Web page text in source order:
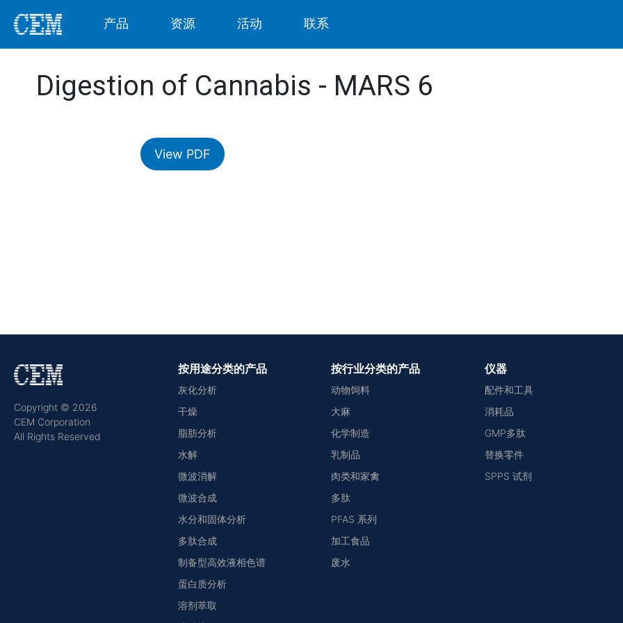
产品 资源 活动 联系
Digestion of Cannabis - MARS 6
View PDF
Copyright © 2026
CEM Corporation
All Rights Reserved
按用途分类的产品
灰化分析
干燥
脂肪分析
水解
微波消解
微波合成
水分和固体分析
多肽合成
制备型高效液相色谱
蛋白质分析
溶剂萃取
按行业分类的产品
动物饲料
大麻
化学制造
乳制品
肉类和家禽
多肽
PFAS 系列
加工食品
废水
仪器
配件和工具
消耗品
GMP多肽
替换零件
SPPS 试剂